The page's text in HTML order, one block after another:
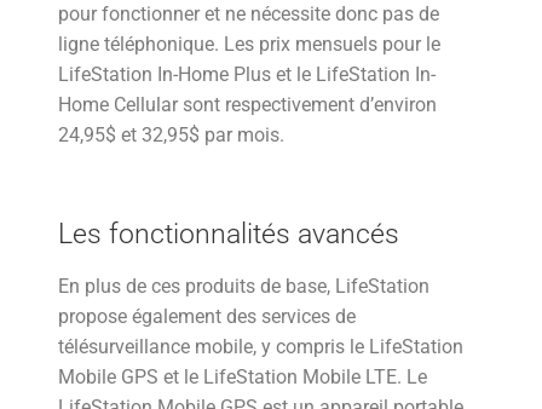
pour fonctionner et ne nécessite donc pas de
ligne téléphonique. Les prix mensuels pour le
LifeStation In-Home Plus et le LifeStation In-
Home Cellular sont respectivement d’environ
24,95$ et 32,95$ par mois.
Les fonctionnalités avancés
En plus de ces produits de base, LifeStation
propose également des services de
télésurveillance mobile, y compris le LifeStation
Mobile GPS et le LifeStation Mobile LTE. Le